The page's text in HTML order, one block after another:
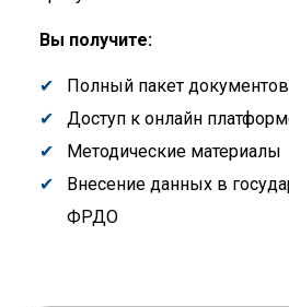
Вы получите:
Полный пакет документов
Доступ к онлайн
Методические материалы
Внесение данных в
ФРДО